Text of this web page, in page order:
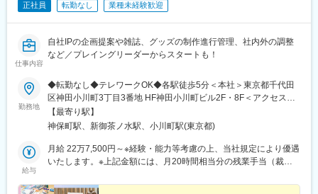
正社員 転勤なし 業種未経験歓迎
仕事内容
自社IPの企画提案や雑誌、グッズの制作進行管理、社内外の調整
など／プレイングリーダーからスタートも！
勤務地
◆転勤なし◆テレワークOK◆各駅徒歩5分＜本社＞東京都千代田
区神田小川町3丁目3番地 HF神田小川町ビル2F・8F＜アクセス
＞・「神保町駅」A7出口より徒歩5分・「新御茶ノ水駅」B7出口
より徒歩5分・「小川町駅」B7出口より徒歩5分・「淡路町駅」B7
テレワークについて～3ヶ月間の試用期間終了後から、週2日のテ
レワークが可能です。※勤務時間は9：30～18：00に固定となり、
【最寄り駅】
神保町駅、新御茶ノ水駅、小川町駅(東京都)
給与
月給 22万7,500円～※経験・能力等考慮の上、当社規定により優遇
いたします。※上記金額には、月20時間相当分の残業手当（裁量
す。＜管理監督者＞年俸制750万円～900万円※12分割して1／12